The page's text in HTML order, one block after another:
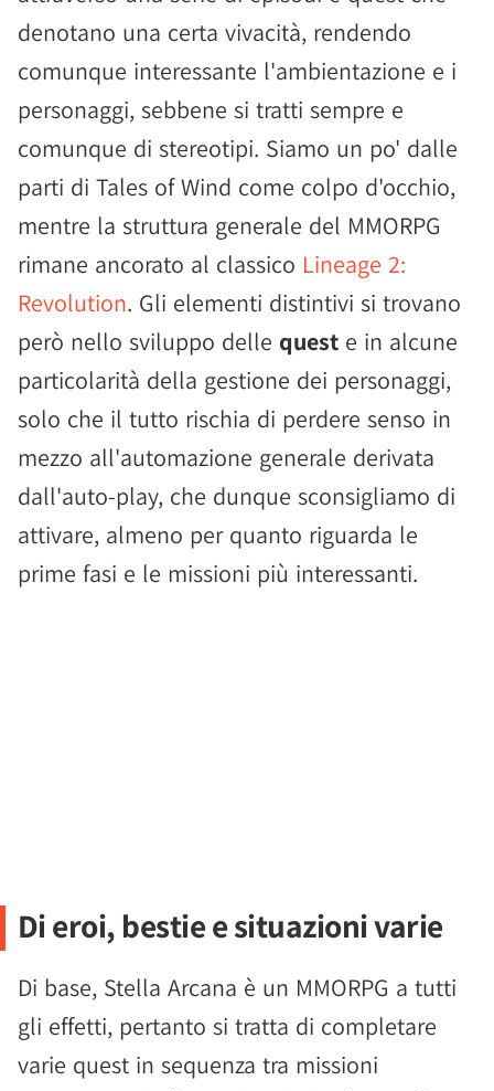
denotano una certa vivacità, rendendo
comunque interessante l'ambientazione e i
personaggi, sebbene si tratti sempre e
comunque di stereotipi. Siamo un po' dalle
parti di Tales of Wind come colpo d'occhio,
mentre la struttura generale del MMORPG
rimane ancorato al classico Lineage 2:
Revolution. Gli elementi distintivi si trovano
però nello sviluppo delle quest e in alcune
particolarità della gestione dei personaggi,
solo che il tutto rischia di perdere senso in
mezzo all'automazione generale derivata
dall'auto-play, che dunque sconsigliamo di
attivare, almeno per quanto riguarda le
prime fasi e le missioni più interessanti.
Di eroi, bestie e situazioni varie
Di base, Stella Arcana è un MMORPG a tutti
gli effetti, pertanto si tratta di completare
varie quest in sequenza tra missioni